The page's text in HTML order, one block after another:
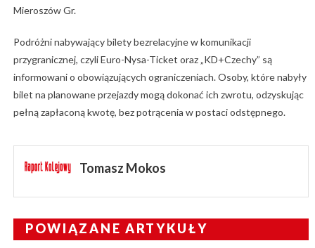
Mieroszów Gr.
Podróżni nabywający bilety bezrelacyjne w komunikacji
przygranicznej, czyli Euro-Nysa-Ticket oraz „KD+Czechy” są
informowani o obowiązujących ograniczeniach. Osoby, które nabyły
bilet na planowane przejazdy mogą dokonać ich zwrotu, odzyskując
pełną zapłaconą kwotę, bez potrącenia w postaci odstępnego.
Tomasz Mokos
POWIĄZANE ARTYKUŁY